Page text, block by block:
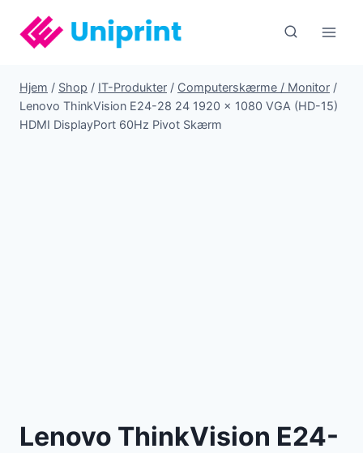
indhold
Hjem / Shop / IT-Produkter / Computerskærme / Monitor /
Lenovo ThinkVision E24-28 24 1920 x 1080 VGA (HD-15)
HDMI DisplayPort 60Hz Pivot Skærm
Lenovo ThinkVision E24-